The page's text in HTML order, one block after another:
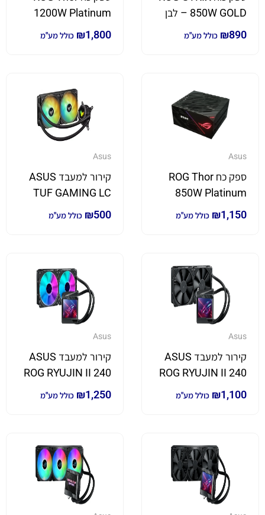
850W GOLD – לבן
₪890 כולל מע"מ
1200W Platinum
₪1,800 כולל מע"מ
Asus
ספק כח ROG Thor
850W Platinum
₪1,150 כולל מע"מ
Asus
קירור למעבד ASUS
TUF GAMING LC
240 Dual 120mm
₪500 כולל מע"מ
Asus
קירור למעבד ASUS
ROG RYUJIN II 240
₪1,100 כולל מע"מ
Asus
קירור למעבד ASUS
ROG RYUJIN II 240
ARGB
₪1,250 כולל מע"מ